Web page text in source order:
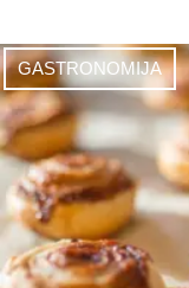
GASTRONOMIJA